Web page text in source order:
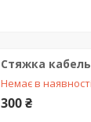
Стяжка
Немає в наявності
300 ₴